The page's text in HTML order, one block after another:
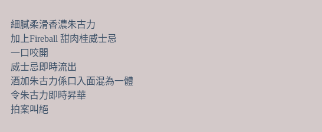
細膩柔滑香濃朱古力
加上Fireball 甜肉桂威士忌
一口咬開
威士忌即時流出
酒加朱古力係口入面混為一體
令朱古力即時昇華
拍案叫絕